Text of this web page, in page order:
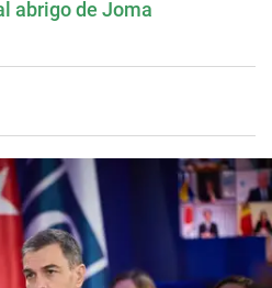
abrigo de Joma